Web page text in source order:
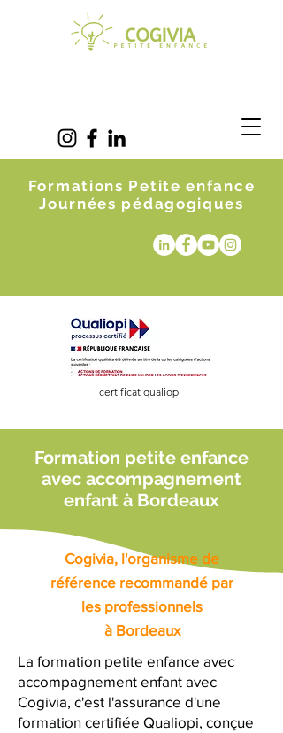
Formations Petite enfance
Journées pédagogiques
certificat qualiopi
Formation petite enfance
avec accompagnement
enfant à Bordeaux
Cogivia, l'organisme de
référence recommandé par
les professionnels
à Bordeaux
La formation petite enfance avec
accompagnement enfant avec
Cogivia, c'est l'assurance d'une
formation certifiée Qualiopi, conçue